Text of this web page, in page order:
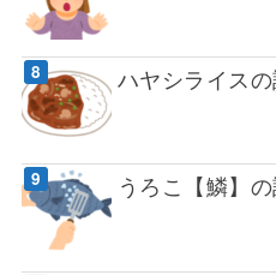
ハヤシライス
うろこ【鱗】